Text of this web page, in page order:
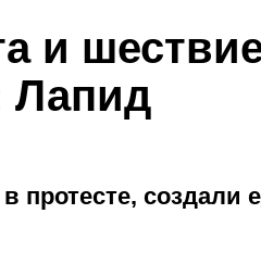
и
Лапид
протесте, создали